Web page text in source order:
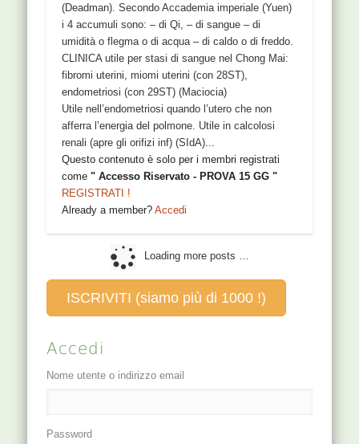
(Deadman). Secondo Accademia imperiale (Yuen)
i 4 accumuli sono: – di Qi, – di sangue – di
umidità o flegma o di acqua – di caldo o di freddo.
CLINICA utile per stasi di sangue nel Chong Mai:
fibromi uterini, miomi uterini (con 28ST),
endometriosi (con 29ST) (Maciocia)
Utile nell’endometriosi quando l’utero che non
afferra l’energia del polmone. Utile in calcolosi
renali (apre gli orifizi inf) (SIdA)...
Questo contenuto è solo per i membri registrati
come" Accesso Riservato - PROVA 15 GG "
REGISTRATI !
Already a member?Accedi
Loading more posts …
ISCRIVITI (siamo più di 1000 !)
Accedi
Nome utente o indirizzo email
Password